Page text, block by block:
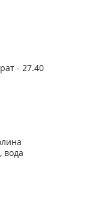
- 27.40
вода